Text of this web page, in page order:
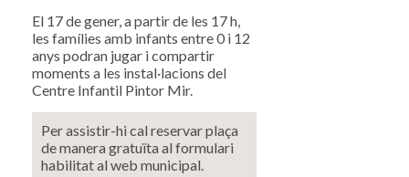
El 17 de gener, a partir de les 17 h,
les famílies amb infants entre 0 i 12
anys podran jugar i compartir
moments a les instal·lacions del
Centre Infantil Pintor Mir.
Per assistir-hi cal reservar plaça
de manera gratuïta al formulari
habilitat al web municipal.